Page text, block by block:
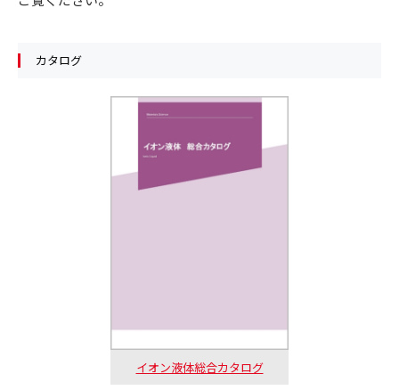
カタログ
イオン液体総合カタログ